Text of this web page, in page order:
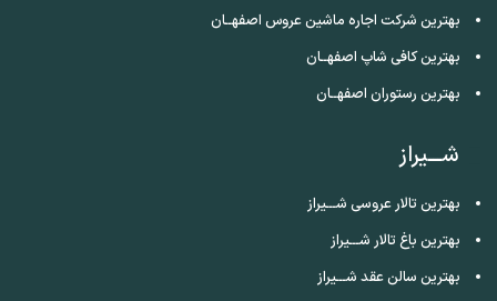
بهترین شرکت اجاره ماشین عروس اصفهــان
بهترین کافی شاپ اصفهــان
بهترین رستوران اصفهــان
شـــیراز
بهترین تالار عروسی شـــیراز
بهترین باغ تالار شـــیراز
بهترین سالن عقد شـــیراز